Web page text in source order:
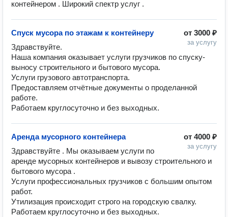
контейнером . Широкий спектр услуг .
от 3000 ₽
за услугу
Спуск мусора по этажам к контейнеру
Здравствуйте.
Наша компания оказывает услуги грузчиков по спуску-
выносу строительного и бытового мусора.
Услуги грузового автотранспорта.
Предоставляем отчётные документы о проделанной
работе.
Работаем круглосуточно и без выходных.
от 4000 ₽
за услугу
Аренда мусорного контейнера
Здравствуйте . Мы оказываем услуги по
аренде мусорных контейнеров и вывозу строительного и
бытового мусора .
Услуги профессиональных грузчиков с большим опытом
работ.
Утилизация происходит строго на городскую свалку.
Работаем круглосуточно и без выходных.